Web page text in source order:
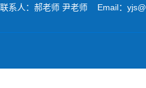
联系人：郝老师 尹老师 Email：